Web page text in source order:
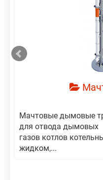
Мачтовые дымовые
для отвода дымовых
газов котлов
жидком,...